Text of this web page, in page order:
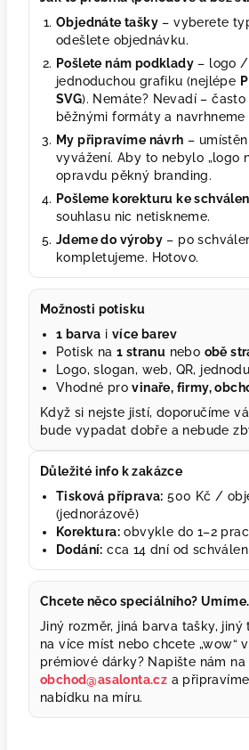
Objednáte tašky – vyberete
odešlete objednávku.
Pošlete nám podklady – logo
jednoduchou grafiku (nejlépe
SVG). Nemáte? Nevadí –
běžnými formáty a navrhneme
My připravíme návrh –
vyvážení. Aby to nebylo „logo
opravdu pěkný branding.
Pošleme korekturu ke
souhlasu nic netiskneme.
Jdeme do výroby – po
kompletujeme. Hotovo.
Možnosti potisku
1 barva ivíce barev
Potisk na 1 stranu nebo obě
Logo, slogan, web, QR,
Vhodné provinaře, firmy,
Když si nejste jistí, doporučíme
bude vypadat dobře a nebude
Důležité info k zakázce
Tisková příprava: 500 Kč /
(jednorázově)
Korektura: obvykle do 1–2
Dodání: cca 14 dní od
Chcete něco speciálního? Umíme.
Jiný rozměr, jiná barva tašky, jiný
na více míst nebo chcete „wow“
prémiové dárky? Napište nám na
obchod@asalonta.cz a
nabídku na míru.